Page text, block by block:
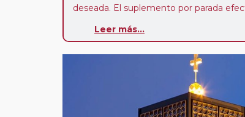
deseada. El suplemento por parada
Pasajero Club:este circuito, en
realiza tras rellenar el cuestionario de
contarán con un descuento del 5%.
Leer más...